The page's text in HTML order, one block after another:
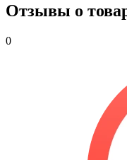
Отзывы о
0